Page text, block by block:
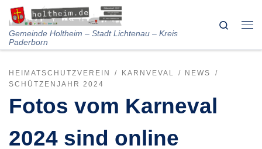
Skip to content
Gemeinde Holtheim – Stadt Lichtenau – Kreis
Paderborn
Search
HEIMATSCHUTZVEREIN KARNVEVAL
NEWS
SCHÜTZENJAHR 2024
Fotos vom Karneval
2024 sind online